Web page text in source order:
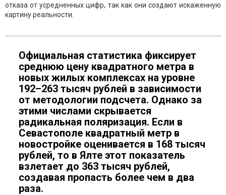
отказа от усредненных цифр, так как они создают искаженную
картину реальности.
Официальная статистика фиксирует
среднюю цену квадратного метра в
новых жилых комплексах на уровне
192–263 тысяч рублей в зависимости
от методологии подсчета. Однако за
этими числами скрывается
радикальная поляризация. Если в
Севастополе квадратный метр в
новостройке оценивается в 168 тысяч
рублей, то в Ялте этот показатель
взлетает до 363 тысяч рублей,
создавая пропасть более чем в два
раза.